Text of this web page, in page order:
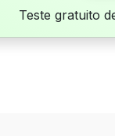
Teste gratuito